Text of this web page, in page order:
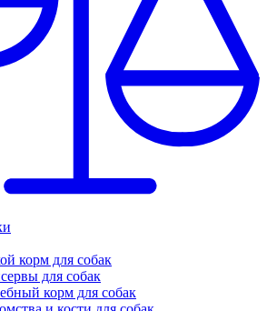
корм для собак
для собак
корм для собак